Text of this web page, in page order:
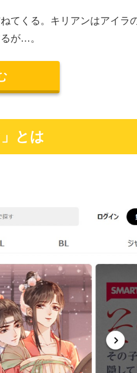
てくる。キリアンはアイラ
が…。
とは